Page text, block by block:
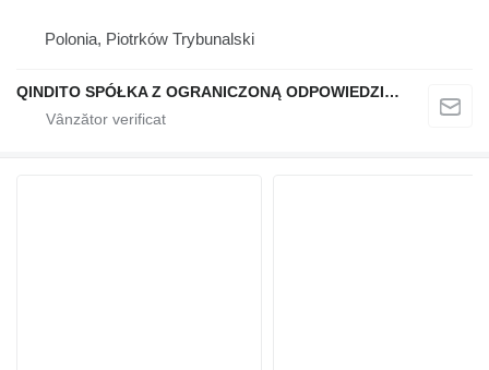
Polonia, Piotrków Trybunalski
QINDITO SPÓŁKA Z OGRANICZONĄ ODPOWIEDZIALNOŚCIĄ